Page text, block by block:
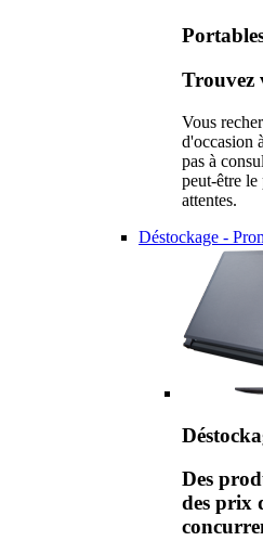
Trouvez
Vous
d'occasion
pas à
peut-être
attentes.
Déstockage -
Des
des prix